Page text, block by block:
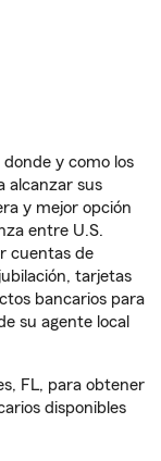
y como los
alcanzar sus
y mejor opción
entre U.S.
cuentas de
tarjetas
bancarios para
su agente local
FL, para obtener
disponibles